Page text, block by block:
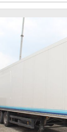
försäljning sker
sammanställer
generell
portugisiska - Vi talar